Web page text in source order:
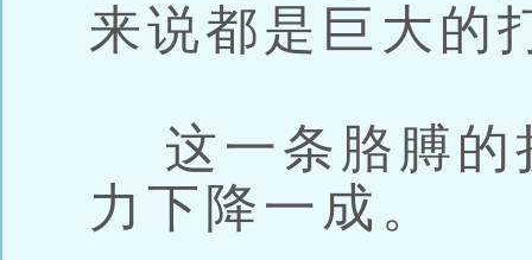
来说都是巨大的
这一条胳膊的
力下降一成。